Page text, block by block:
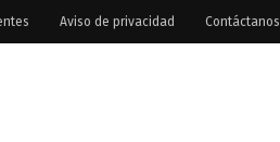
Aviso de privacidad Contáctanos